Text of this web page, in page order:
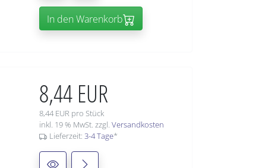
In den Warenkorb
8,44 EUR
8,44 EUR pro Stück
inkl. 19 % MwSt. zzgl. Versandkosten
Lieferzeit: 3-4 Tage*